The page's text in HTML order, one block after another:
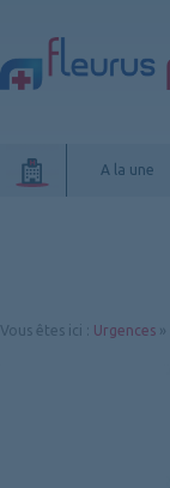
A la une
Vous êtes ici Urgences »